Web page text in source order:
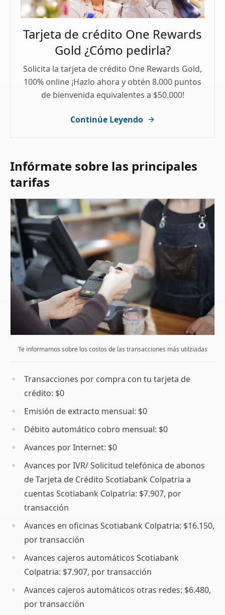
Tarjeta de crédito One Rewards
Gold ¿Cómo pedirla?
Solicita la tarjeta de crédito One Rewards Gold,
100% online ¡Hazlo ahora y obtén 8.000 puntos
de bienvenida equivalentes a $50.000!
Continúe Leyendo
Infórmate sobre las principales
tarifas
Te informamos sobre los costos de las transacciones más utilziadas
Transacciones por compra con tu tarjeta de
crédito: $0
Emisión de extracto mensual: $0
Débito automático cobro mensual: $0
Avances por Internet: $0
Avances por IVR/ Solicitud telefónica de abonos
de Tarjeta de Crédito Scotiabank Colpatria a
cuentas Scotiabank Colpatria: $7.907, por
transacción
Avances en oficinas Scotiabank Colpatria: $16.150,
por transacción
Avances cajeros automáticos Scotiabank
Colpatria: $7.907, por transacción
Avances cajeros automáticos otras redes: $6.480,
por transacción